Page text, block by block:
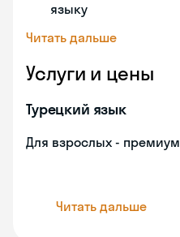
языку
Читать дальше
Услуги и цены
Турецкий язык
Для взрослых - премиум
Читать дальше